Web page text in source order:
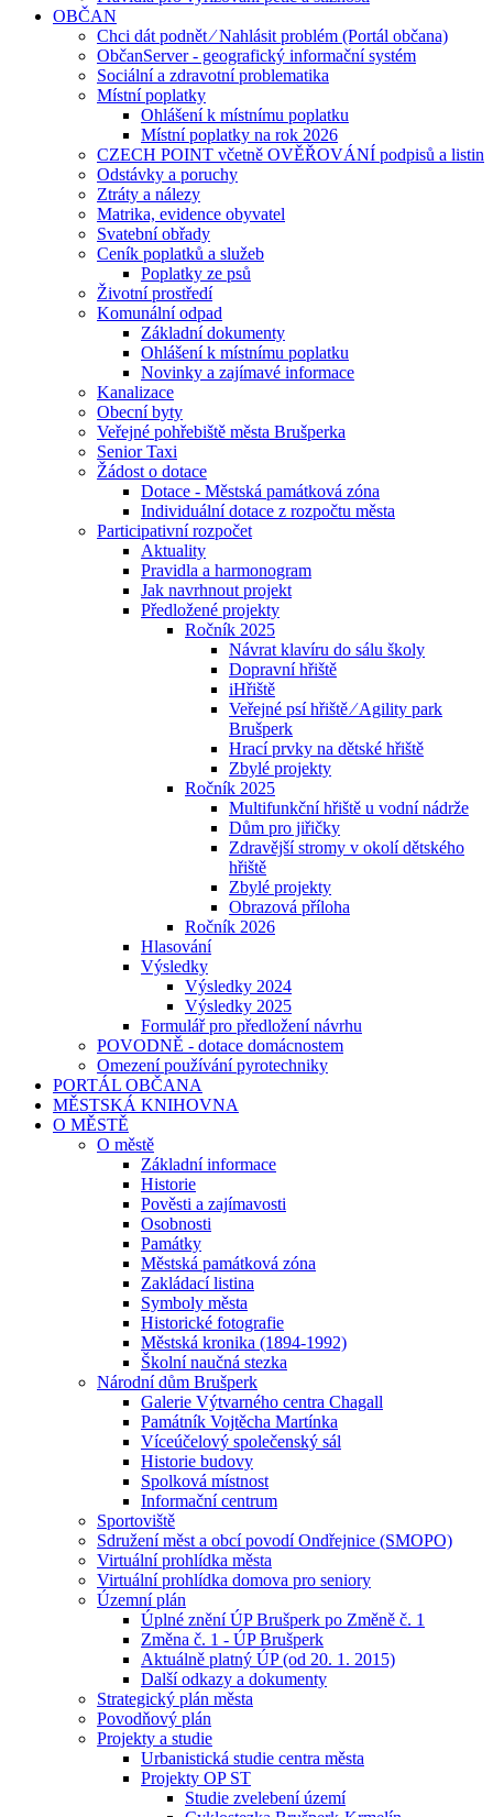
OBČAN
Chci dát podnět ⁄ Nahlásit problém (Portál občana)
ObčanServer - geografický informační systém
Sociální a zdravotní problematika
Místní poplatky
Ohlášení k místnímu poplatku
Místní poplatky na rok 2026
CZECH POINT včetně OVĚŘOVÁNÍ podpisů a listin
Odstávky a poruchy
Ztráty a nálezy
Matrika, evidence obyvatel
Svatební obřady
Ceník poplatků a služeb
Poplatky ze psů
Životní prostředí
Komunální odpad
Základní dokumenty
Ohlášení k místnímu poplatku
Novinky a zajímavé informace
Kanalizace
Obecní byty
Veřejné pohřebiště města Brušperka
Senior Taxi
Žádost o dotace
Dotace - Městská památková zóna
Individuální dotace z rozpočtu města
Participativní rozpočet
Aktuality
Pravidla a harmonogram
Jak navrhnout projekt
Předložené projekty
Ročník 2025
Návrat klavíru do sálu školy
Dopravní hřiště
iHřiště
Veřejné psí hřiště ⁄ Agility park
Brušperk
Hrací prvky na dětské hřiště
Zbylé projekty
Ročník 2025
Multifunkční hřiště u vodní nádrže
Dům pro jiřičky
Zdravější stromy v okolí dětského
hřiště
Zbylé projekty
Obrazová příloha
Ročník 2026
Hlasování
Výsledky
Výsledky 2024
Výsledky 2025
Formulář pro předložení návrhu
POVODNĚ - dotace domácnostem
Omezení používání pyrotechniky
PORTÁL OBČANA
MĚSTSKÁ KNIHOVNA
O MĚSTĚ
O městě
Základní informace
Historie
Pověsti a zajímavosti
Osobnosti
Památky
Městská památková zóna
Zakládací listina
Symboly města
Historické fotografie
Městská kronika (1894-1992)
Školní naučná stezka
Národní dům Brušperk
Galerie Výtvarného centra Chagall
Památník Vojtěcha Martínka
Víceúčelový společenský sál
Historie budovy
Spolková místnost
Informační centrum
Sportoviště
Sdružení měst a obcí povodí Ondřejnice (SMOPO)
Virtuální prohlídka města
Virtuální prohlídka domova pro seniory
Územní plán
Úplné znění ÚP Brušperk po Změně č. 1
Změna č. 1 - ÚP Brušperk
Aktuálně platný ÚP (od 20. 1. 2015)
Další odkazy a dokumenty
Strategický plán města
Povodňový plán
Projekty a studie
Urbanistická studie centra města
Projekty OP ST
Studie zvelebení území